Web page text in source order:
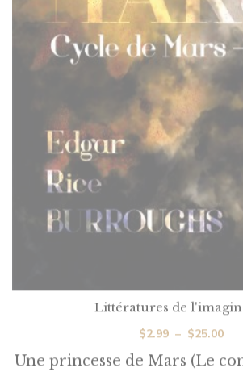
Littératures de
$ 2.99 – $25.00